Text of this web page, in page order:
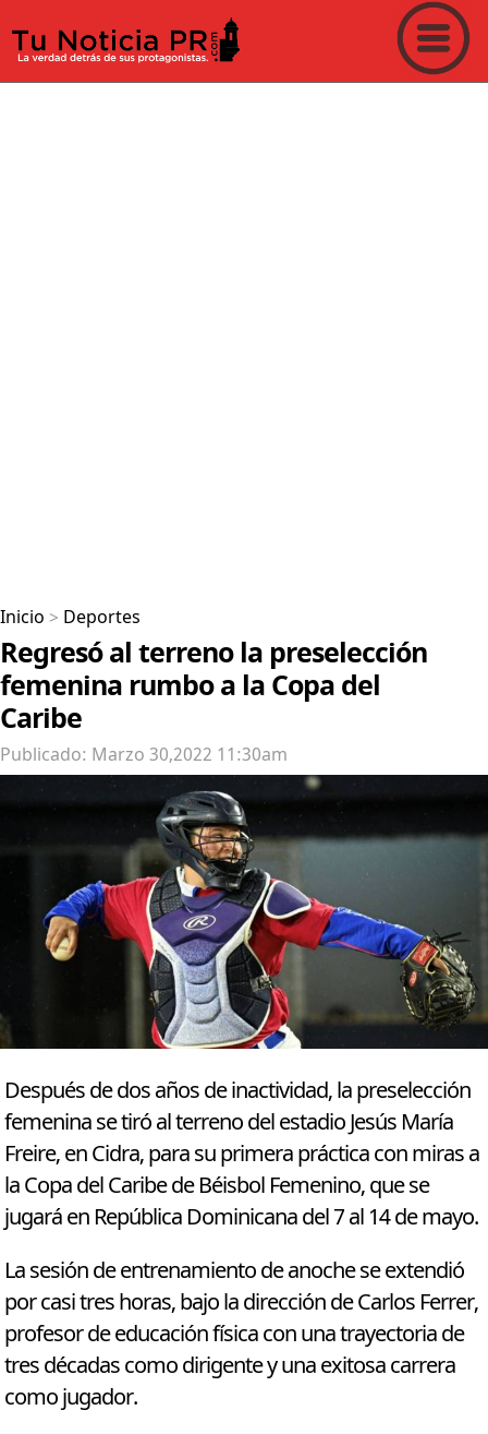
Inicio > Deportes
Regresó al terreno la preselección
femenina rumbo a la Copa del
Caribe
Publicado: Marzo 30,2022 11:30am
Después de dos años de inactividad, la preselección
femenina se tiró al terreno del estadio Jesús María
Freire, en Cidra, para su primera práctica con miras a
la Copa del Caribe de Béisbol Femenino, que se
jugará en República Dominicana del 7 al 14 de mayo.
La sesión de entrenamiento de anoche se extendió
por casi tres horas, bajo la dirección de Carlos Ferrer,
profesor de educación física con una trayectoria de
tres décadas como dirigente y una exitosa carrera
como jugador.